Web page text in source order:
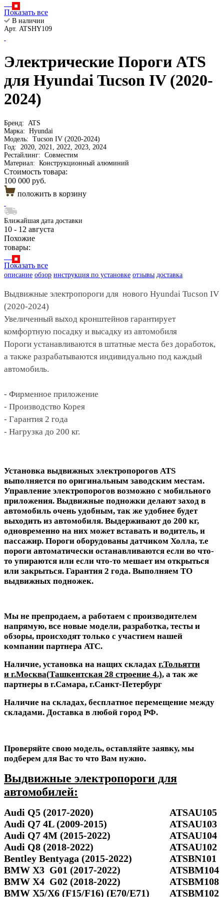
Показать все
В наличии
Арт. ATSHY109
Электрические Пороги ATS
для Hyundai Tucson IV (2020-
2024)
Бренд:
ATS
Марка: Hyundai
Модель: Tucson IV (2020-2024)
Год:
2020, 2021, 2022, 2023, 2024
Рестайлинг: Совместим
Материал: Конструкционный алюминий
Стоимость товара:
100 000 руб.
положить в корзину
Ближайшая дата доставки
10 - 12 августа
Похожие
товары:
Показать все
описание обзор инструкция по установке отзывы доставка
Выдвижные электропороги для нового Hyundai Tucson IV
(2020-2024)
Увеличенный выход кронштейнов гарантирует
комфортную посадку и высадку из автомобиля
Пороги устанавливаются в штатные места без доработок,
а также разрабатываются индивидуально под каждый
автомобиль.
- Фирменное приложение
- Производство Корея
- Гарантия 2 года
- Нагрузка до 200 кг.
Установка выдвижных электропорогов ATS
выполняется по оригинальным заводским местам.
Управление электропорогов возможно с мобильного
приложения. Выдвижные подножки делают заход в
автомобиль очень удобным, так же удобнее будет
выходить из автомобиля. Выдерживают до 200 кг,
одновременно на них может вставать и водитель, и
пассажир. Пороги оборудованы датчиком Холла, т.е
пороги автоматически останавливаются если во что-
то упираются или если что-то мешает им открыться
или закрыться. Гарантия 2 года. Выполняем ТО
выдвижных подножек.
Мы не препродаем, а работаем с производителем
напрямую, все новые модели, разработка, тесты и
обзоры, происходят только с участием нашей
компании партнера АТС.
Наличие, установка на нащих складах г.Тольятти
и г.Москва(Ташкентская 28 строение 4.), а так же
партнеры в г.Самара, г.Санкт-Петербург
Наличие на складах, бесплатное перемещение между
складами. Доставка в любой город РФ.
Проверяйте свою модель, оставляйте заявку, мы
подберем для Вас то что Вам нужно.
Выдвижные электропороги для
автомобилей:
Audi Q5 (2017-2020)
ATSAU105
Audi Q7 4L (2009-2015)
ATSAU103
Audi Q7 4M (2015-2022)
ATSAU104
Audi Q8 (2018-2022)
ATSAU102
Bentley Bentyaga (2015-2022)
ATSBN101
BMW X3 G01 (2017-2022)
ATSBM104
BMW X4 G02 (2018-2022)
ATSBM108
BMW X5/X6 (F15/F16) (E70/E71)
ATSBM102